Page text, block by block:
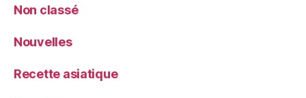
Non classé
Nouvelles
Recette asiatique